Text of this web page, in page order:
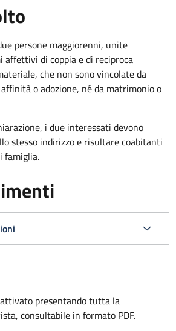
persone maggiorenni, unite
affettivi di coppia e di reciproca
che non sono vincolate da
o adozione, né da matrimonio o
i due interessati devono
stesso indirizzo e risultare coabitanti
famiglia.
presentando tutta la
consultabile in formato PDF.